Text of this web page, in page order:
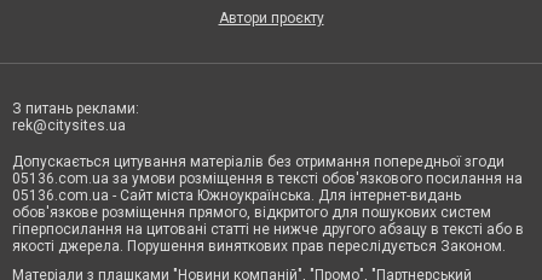
Автори проєкту
З питань реклами:
rek@citysites.ua
Допускається цитування матеріалів без отримання попередньої згоди
05136.com.ua за умови розміщення в тексті обов'язкового посилання на
05136.com.ua - Сайт міста Южноукраїнська. Для інтернет-видань
обов'язкове розміщення прямого, відкритого для пошукових систем
гіперпосилання на цитовані статті не нижче другого абзацу в тексті або в
якості джерела. Порушення виняткових прав переслідується Законом.
Матеріали з плашками "Новини компаній", "Промо", "Партнерський